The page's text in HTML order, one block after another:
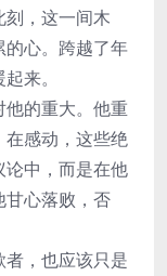
，这一间木
的心。跨越了年
来。
的重大。他重
在感动，这些绝
中，而是在他
甘心落败，否
，也应该只是